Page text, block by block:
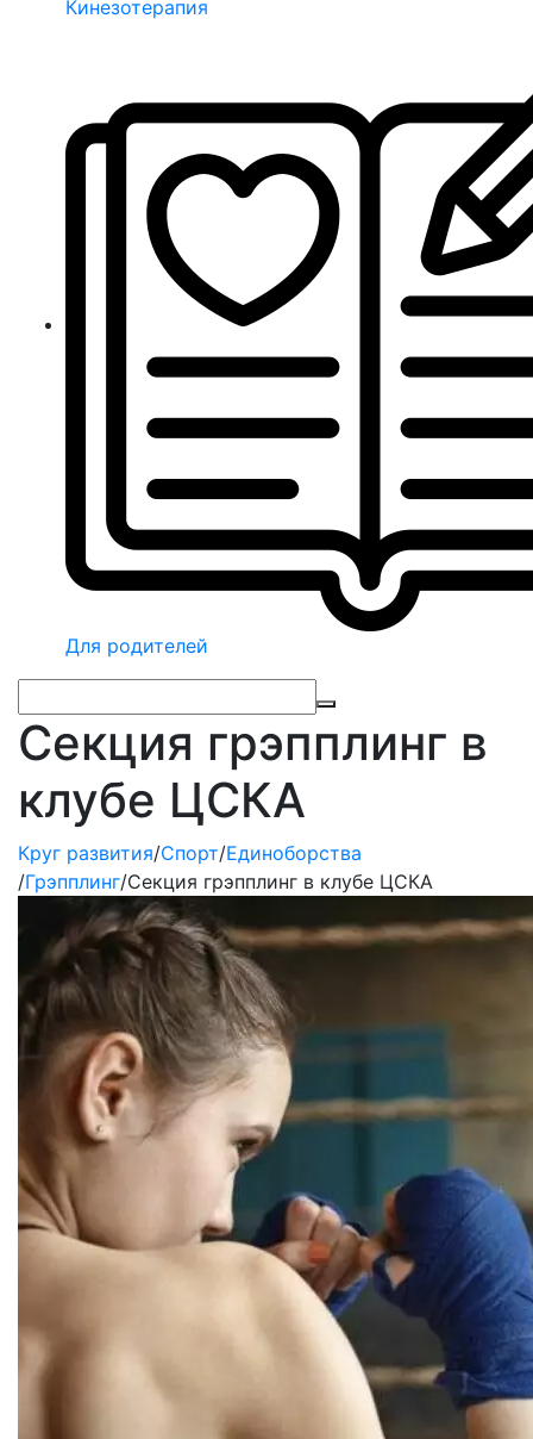
Кинезотерапия
Для родителей
Секция грэпплинг в
клубе ЦСКА
Круг развития/Спорт/Единоборства
/Грэпплинг/Секция грэпплинг в клубе ЦСКА